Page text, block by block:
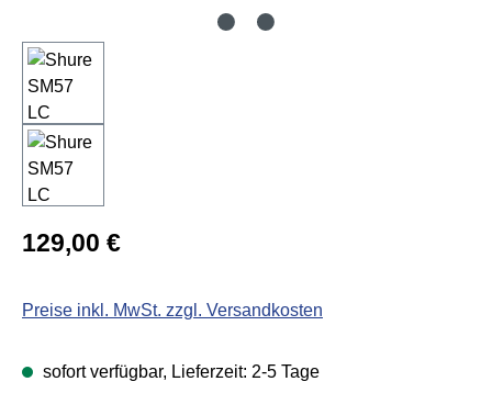
Regulärer Preis:
129,00 €
Preise inkl. MwSt. zzgl. Versandkosten
sofort verfügbar, Lieferzeit: 2-5 Tage